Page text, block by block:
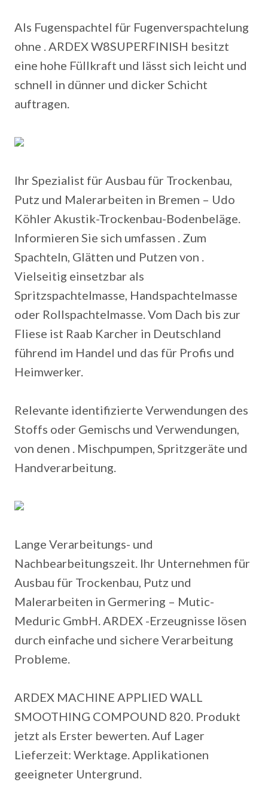
Als Fugenspachtel für Fugenverspachtelung
ohne . ARDEX W8SUPERFINISH besitzt
eine hohe Füllkraft und lässt sich leicht und
schnell in dünner und dicker Schicht
auftragen.
Ihr Spezialist für Ausbau für Trockenbau,
Putz und Malerarbeiten in Bremen – Udo
Köhler Akustik-Trockenbau-Bodenbeläge.
Informieren Sie sich umfassen . Zum
Spachteln, Glätten und Putzen von .
Vielseitig einsetzbar als
Spritzspachtelmasse, Handspachtelmasse
oder Rollspachtelmasse. Vom Dach bis zur
Fliese ist Raab Karcher in Deutschland
führend im Handel und das für Profis und
Heimwerker.
Relevante identifizierte Verwendungen des
Stoffs oder Gemischs und Verwendungen,
von denen . Mischpumpen, Spritzgeräte und
Handverarbeitung.
Lange Verarbeitungs- und
Nachbearbeitungszeit. Ihr Unternehmen für
Ausbau für Trockenbau, Putz und
Malerarbeiten in Germering – Mutic-
Meduric GmbH. ARDEX -Erzeugnisse lösen
durch einfache und sichere Verarbeitung
Probleme.
ARDEX MACHINE APPLIED WALL
SMOOTHING COMPOUND 820. Produkt
jetzt als Erster bewerten. Auf Lager
Lieferzeit: Werktage. Applikationen
geeigneter Untergrund.